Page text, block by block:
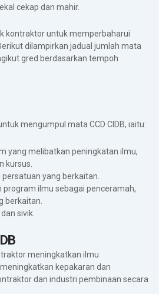
cekap dan mahir.
kontraktor untuk memperbaharui
dilampirkan jadual jumlah mata
gred berdasarkan tempoh
mengumpul mata CCD CIDB, iaitu:
yang melibatkan peningkatan ilmu,
kursus.
yang berkaitan.
program ilmu sebagai penceramah,
berkaitan.
sivik.
meningkatkan ilmu
kepakaran dan
dan industri pembinaan secara